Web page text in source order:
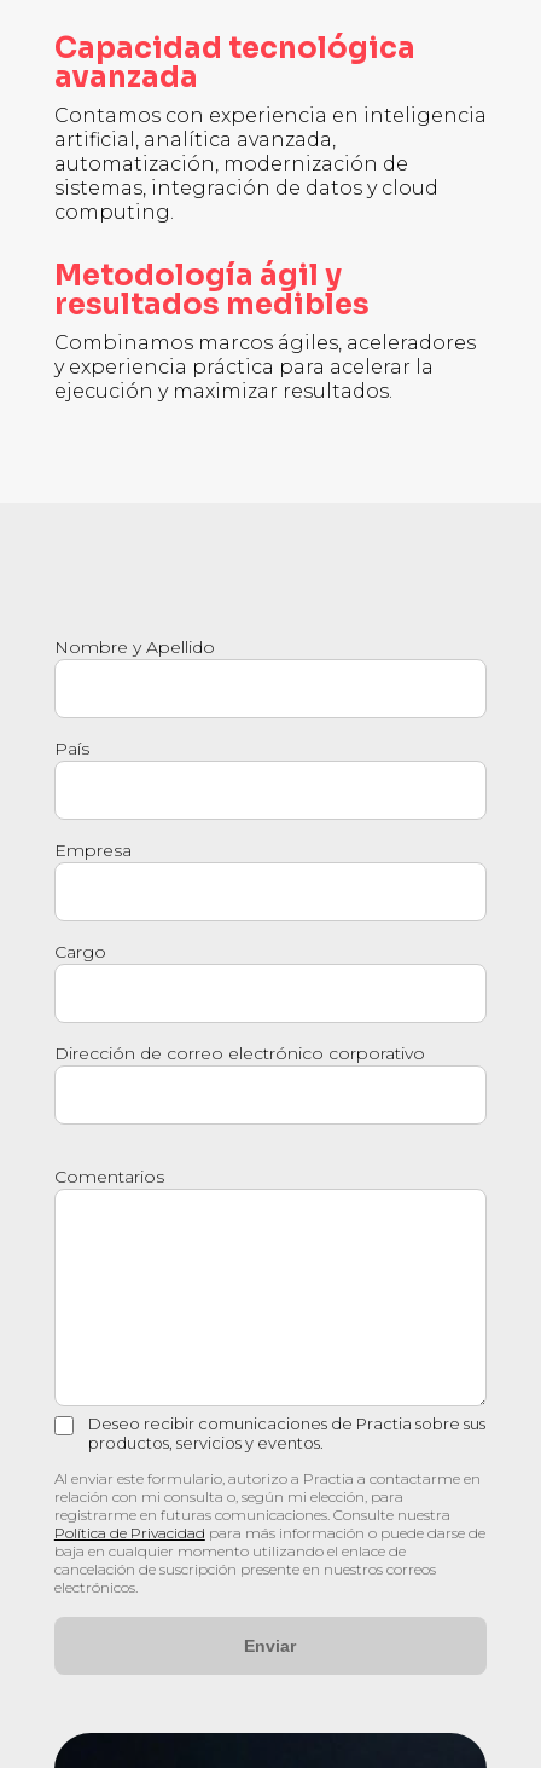
Capacidad tecnológica
avanzada
Contamos con experiencia en inteligencia
artificial, analítica avanzada,
automatización, modernización de
sistemas, integración de datos y cloud
computing.
Metodología ágil y
resultados medibles
Combinamos marcos ágiles, aceleradores
y experiencia práctica para acelerar la
ejecución y maximizar resultados.
Nombre y Apellido
País
Empresa
Cargo
Dirección de correo electrónico corporativo
Comentarios
Deseo recibir comunicaciones de Practia sobre sus
productos, servicios y eventos.
Al enviar este formulario, autorizo a Practia a contactarme en
relación con mi consulta o, según mi elección, para
registrarme en futuras comunicaciones. Consulte nuestra
Política de Privacidad para más información o puede darse de
baja en cualquier momento utilizando el enlace de
cancelación de suscripción presente en nuestros correos
electrónicos.